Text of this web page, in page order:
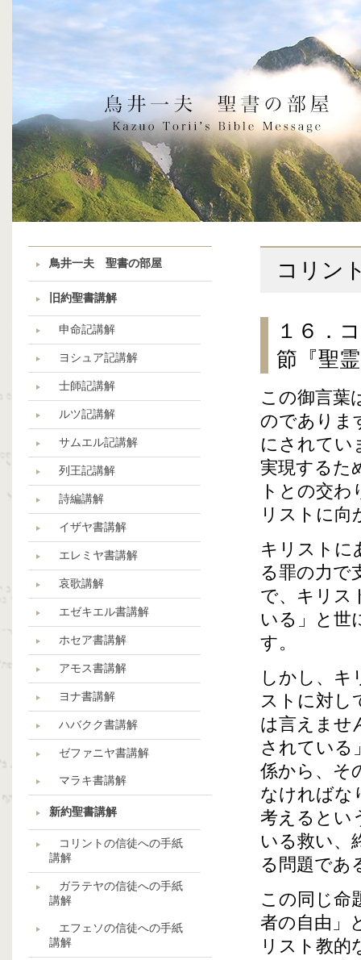
鳥井一夫 聖書の部屋
旧約聖書講解
申命記講解
ヨシュア記講解
士師記講解
ルツ記講解
サムエル記講解
列王記講解
詩編講解
イザヤ書講解
エレミヤ書講解
哀歌講解
エゼキエル書講解
ホセア書講解
アモス書講解
ヨナ書講解
ハバクク書講解
ゼファニヤ書講解
マラキ書講解
新約聖書講解
コリントの信徒への手紙
講解
ガラテヤの信徒への手紙
講解
エフェソの信徒への手紙
講解
コリン
１６．
節『聖
この御言葉
のでありま
にされてい
実現するた
トとの交
リストに向
キリストに
る罪の力で
で、キリス
いる」と世
す。
しかし、キ
ストに対し
は言えませ
されている
係から、そ
なければな
考えるとい
いる救い、
る問題であ
この同じ命
者の自由」
リスト教的